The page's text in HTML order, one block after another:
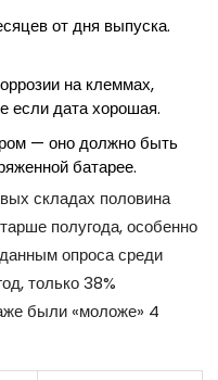
от дня выпуска.
на клеммах,
если дата хорошая.
— оно должно быть
батарее.
складах половина
полугода, особенно
опроса среди
только 38%
были «моложе» 4